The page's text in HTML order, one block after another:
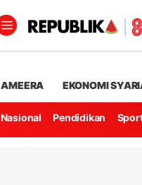
AMEERA EKONOMI
Nasional Pendidikan